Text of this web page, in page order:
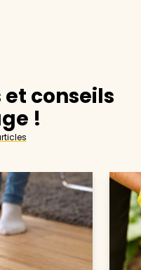
conseils
!